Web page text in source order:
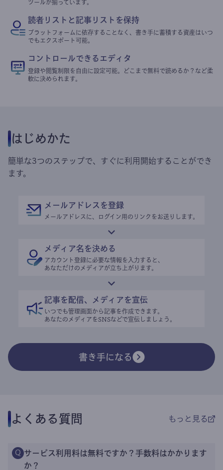
ツールが揃っています。
読者リストと記事リストを保持
プラットフォームに依存することなく、書き手に蓄積する資産はいつ
でもエクスポート可能。
コントロールできるエディタ
登録や閲覧制限を自由に設定可能。どこまで無料で読めるか？など柔
軟に決められます。
はじめかた
簡単な3つのステップで、すぐに利用開始することができ
ます。
メールアドレスを登録
メールアドレスに、ログイン用のリンクをお送りします。
メディア名を決める
アカウント登録に必要な情報を入力すると、
あなただけのメディアが立ち上がります。
記事を配信、メディアを宣伝
いつでも管理画面から記事を作成できます。
あなたのメディアをSNSなどで宣伝しましょう。
書き手になる
よくある質問 もっと見る
Q サービス利用料は無料ですか？手数料はかかります
か？